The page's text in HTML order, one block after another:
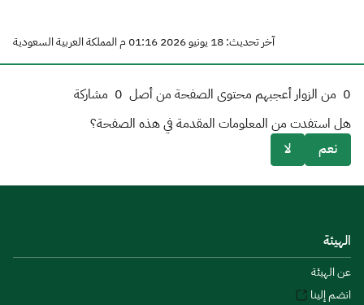
آخر تحديث: 18 يونيو 2026 01:16 م المملكة العربية السعودية
0 من الزوار أعجبهم محتوى الصفحة من أصل 0 مشاركة
هل استفدت من المعلومات المقدمة في هذه الصفحة؟
نعم
لا
الهيئة
عن الهيئة
انضم إلينا